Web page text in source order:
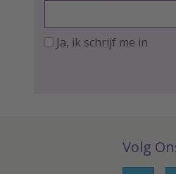
Ja, ik schrijf me in
Volg